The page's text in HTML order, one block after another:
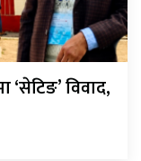
‘सेटिङ’ विवाद,